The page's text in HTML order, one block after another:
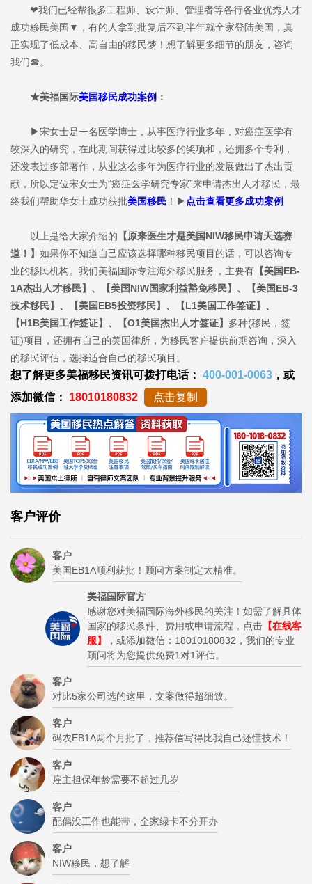
❤我们已经帮很多工程师、设计师、管理者等各行各业优秀人才
成功移民美国▼，有的人拿到批复后不到半年就全家登陆美国，真
正实现了低成本、高自由的移民梦！想了解更多细节的朋友，咨询
我们☎。
★美福国际美国移民成功案例 ：
▶宋女士是一名医学博士，从事医疗行业多年，对癌症医学有
较深入的研究，在此期间获得过比较多的奖项和，还拥多个专利，
还发表过多部著作，从业这么多年为医疗行业的发展做出了杰出贡
献，所以定位宋女士为“癌症医学研究专家”来申请杰出人才移民，最
终我们帮助华女士成功获批美国移民 ！▶ 点击查看更多成功案例
以上是给大家介绍的 【原来医生才是美国NIW移民申请天选赛
道！】 如果你不知道自己应该选择哪种移民项目的话，可以咨询专
业的移民机构。我们美福国际专注海外移民服务，主要有 【美国EB-
1A杰出人才移民】、【美国NIW国家利益豁免移民】、【美国EB-3
技术移民】、【美国EB5投资移民】、【L1美国工作签证】、
【H1B美国工作签证】、【O1美国杰出人才签证】 多种(移民，签
证)项目，还拥有自己的美国律所，为移民客户提供前期咨询，深入
的移民评估，选择适合自己的移民项目。
想了解更多美福移民资讯可拨打电话： 400-001-0063 ，或
添加微信： 18010180832 点击复制
客户评价
客户
美国EB1A顺利获批！顾问方案制定太精准。
美福国际官方
感谢您对美福国际海外移民的关注！如需了解具体
国家的移民条件、费用或申请流程，点击 【在线客
服】
，或添加微信：18010180832，我们的专业
顾问将为您提供免费1对1评估。
客户
对比5家公司选的这里，文案做得超细致。
客户
码农EB1A两个月批了，推荐信写得比我自己还懂技术！
客户
雇主担保年龄需要不超过几岁
客户
配偶没工作也能带，全家绿卡不分开办
客户
NIW移民，想了解